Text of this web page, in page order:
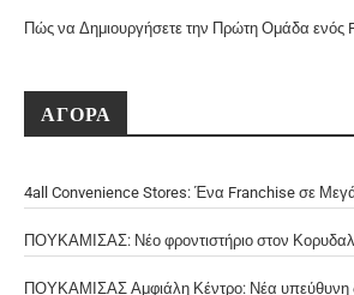
Πώς να Δημιουργήσετε την Πρώτη Ομάδα ενός
ΑΓΟΡΑ
4all Convenience Stores: Ένα Franchise σε
ΠΟΥΚΑΜΙΣΑΣ: Νέο φροντιστήριο στον
ΠΟΥΚΑΜΙΣΑΣ Αμφιάλη Κέντρο: Νέα υπεύθυνη